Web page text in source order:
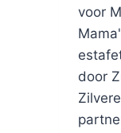
voor
door